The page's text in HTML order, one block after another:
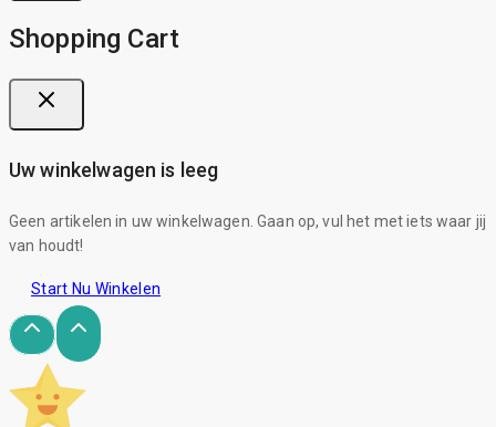
Shopping Cart
Uw winkelwagen is leeg
Geen artikelen in uw winkelwagen. Gaan op, vul het met iets waar jij
van houdt!
Start Nu Winkelen